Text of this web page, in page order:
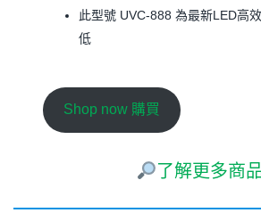
此型號 UVC-888 為最新LED高
低
Shop now 購買
了解更多商